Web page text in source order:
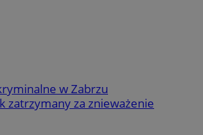
w Zabrzu
zatrzymany za znieważenie